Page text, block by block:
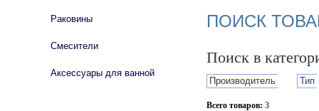
ПОИСК
Поиск в
Производитель Тип
Всего товаров: 3
Раковины
Смесители
Аксессуары для ванной